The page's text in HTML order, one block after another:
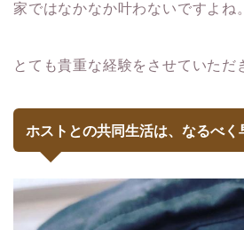
家ではなかなか叶わないですよね。
とても貴重な経験をさせていただ
ホストとの共同生活は、なるべく